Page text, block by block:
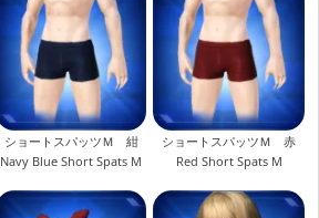
ショートスパッツＭ 紺
Navy Blue Short Spats M
ショートスパッツＭ 赤
Red Short Spats M